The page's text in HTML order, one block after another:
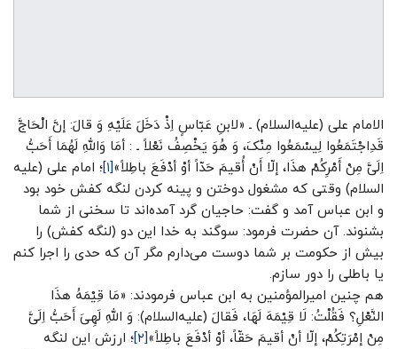
الامام علی (علیه‌السلام) ـ «لابنِ عَبّاسٍ اِذْ دَخَلَ عَلَیْهِ وَ قالَ: إنَّ الْحَاجَّ
قَدِاجْتَمَعُوا لِیسْمَعُوا مِنْکَ، وَ هُوَ یَخْصِفُ نَعْلاً ـ : أمَا وَاللهِ لَهُمَا أَحَبُّ
اِلَیَّ مِنْ أَمْرِکُمْ هذَا، إلّا أَنْ أُقیمَ حَدّاً أوْ أدْفَعَ باطِلاً»[۱] ؛ امام علی (علیه
السلام) وقتی که مشغول دوختن و پینه کردن لنگه کفش خود بود
و ابن عباس آمد و گفت: حاجیان گرد آمده‌اند تا سخنی از شما
بشنوند. آن حضرت فرمود: سوگند به خدا این دو (لنگه کفش) را
بیش از حکومت بر شما دوست می‌دارم مگر آن که حدی را اجرا کنم
یا باطلی را دور سازم.
هم چنین امیرالمؤمنین به ابن عباس فرمودند: «مَا قِیْمَهُ هذَا
النَّعْلِ؟ فَقُلْتُ: لَا قِیْمَهَ لَهَا، فَقالَ (علیه‌السلام): وَ اللهِ لَهِیَ أَحَبُّ اِلَیَّ
مِنْ إمْرَتِکُمْ، إلّا أنْ أقیمَ حَقّاً، أوْ أدْفَعَ باطِلاً»[۲] ؛ ارزش این لنگه